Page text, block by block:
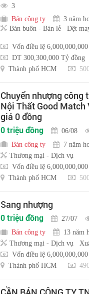
3
Bán công ty
3 năm
Bán buôn - Bán lẻ
Dệt
Vốn điều lệ
DT 300,300,000 Tỷ đồng
Thành phố HCM
Chuyển nhượng công
Nội Thất Good Match
giá 0 đồng
0 triệu đồng 06/08
Bán công ty
7 năm
Thương mại - Dịch vụ
Vốn điều lệ
Thành phố HCM
Sang nhượng
0 triệu đồng 27/07
Bán công ty
13 năm
Thương mại - Dịch vụ
Vốn điều lệ
Thành phố HCM